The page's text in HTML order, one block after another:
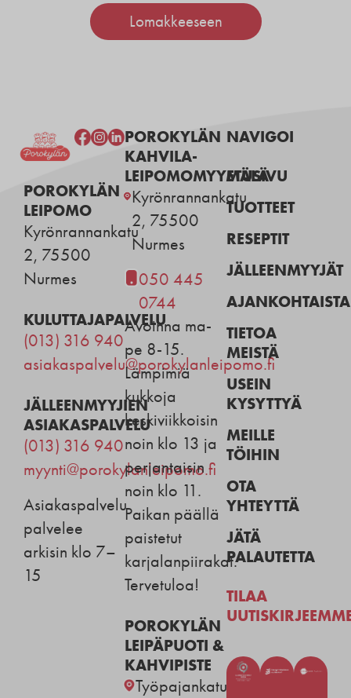
Lomakkeeseen
POROKYLÄN
LEIPOMO
Kyrönrannankatu
2, 75500
Nurmes
KULUTTAJAPALVELU
(013) 316 940
asiakaspalvelu@porokylanleipomo.fi
JÄLLEENMYYJIEN
ASIAKASPALVELU
(013) 316 940
myynti@porokylanleipomo.fi
Asiakaspalvelu
palvelee
arkisin klo 7–
15
POROKYLÄN
KAHVILA-
LEIPOMOMYYMÄLÄ
Kyrönrannankatu
2, 75500
Nurmes
050 445
0744
Avoinna ma-
pe 8-15.
Lämpimiä
kukkoja
keskiviikkoisin
noin klo 13 ja
perjantaisin
noin klo 11.
Paikan päällä
paistetut
karjalanpiirakat.
Tervetuloa!
POROKYLÄN
LEIPÄPUOTI &
KAHVIPISTE
Työpajankatu
NAVIGOI
ETUSIVU
TUOTTEET
RESEPTIT
JÄLLEENMYYJÄT
AJANKOHTAISTA
TIETOA
MEISTÄ
USEIN
KYSYTTYÄ
MEILLE
TÖIHIN
OTA
YHTEYTTÄ
JÄTÄ
PALAUTETTA
TILAA